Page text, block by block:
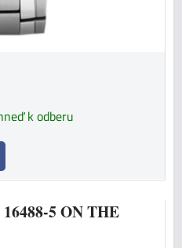
k odberu
5 ON THE